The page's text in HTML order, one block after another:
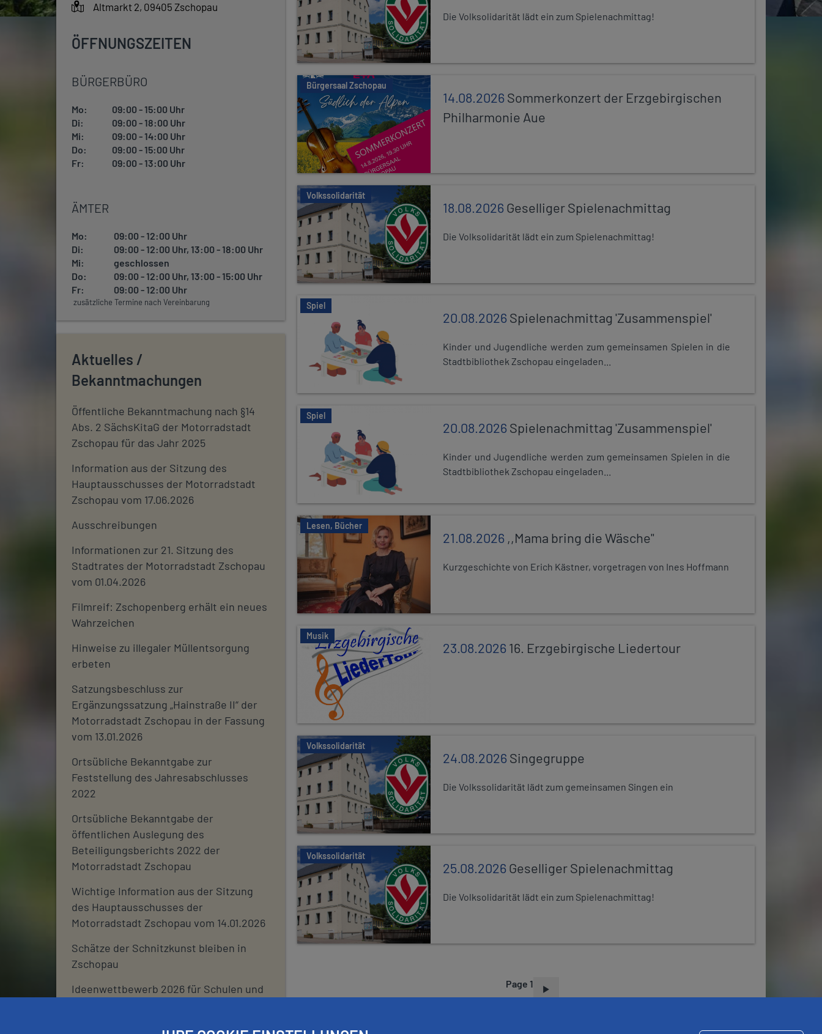
Altmarkt 2, 09405 Zschopau
ÖFFNUNGSZEITEN
BÜRGERBÜRO
Mo:
09:00 - 15:00 Uhr
Di:
09:00 - 18:00 Uhr
Mi:
09:00 - 14:00 Uhr
Do:
09:00 - 15:00 Uhr
Fr:
09:00 - 13:00 Uhr
ÄMTER
Mo:
09:00 - 12:00 Uhr
Di:
09:00 - 12:00 Uhr, 13:00 - 18:00 Uhr
Mi:
geschlossen
Do:
09:00 - 12:00 Uhr, 13:00 - 15:00 Uhr
Fr:
09:00 - 12:00 Uhr
zusätzliche Termine nach Vereinbarung
Aktuelles /
Bekanntmachungen
Öffentliche Bekanntmachung nach §14
Abs. 2 SächsKitaG der Motorradstadt
Zschopau für das Jahr 2025
Information aus der Sitzung des
Hauptausschusses der Motorradstadt
Zschopau vom 17.06.2026
Ausschreibungen
Informationen zur 21. Sitzung des
Stadtrates der Motorradstadt Zschopau
vom 01.04.2026
Filmreif: Zschopenberg erhält ein neues
Wahrzeichen
Hinweise zu illegaler Müllentsorgung
erbeten
Satzungsbeschluss zur
Ergänzungssatzung „Hainstraße II“ der
Motorradstadt Zschopau in der Fassung
vom 13.01.2026
Ortsübliche Bekanntgabe zur
Feststellung des Jahresabschlusses
2022
Ortsübliche Bekanntgabe der
öffentlichen Auslegung des
Beteiligungsberichts 2022 der
Motorradstadt Zschopau
Wichtige Information aus der Sitzung
des Hauptausschusses der
Motorradstadt Zschopau vom 14.01.2026
Schätze der Schnitzkunst bleiben in
Zschopau
Ideenwettbewerb 2026 für Schulen und
Stadtjournal 2026: Wir suchen euch
Die Volksolidarität lädt ein zum Spielenachmittag!
Bürgersaal Zschopau
14.08.2026Sommerkonzert der Erzgebirgischen
Philharmonie Aue
Volkssolidarität
18.08.2026Geselliger Spielenachmittag
Die Volksolidarität lädt ein zum Spielenachmittag!
Spiel
20.08.2026Spielenachmittag 'Zusammenspiel'
Kinder und Jugendliche werden zum gemeinsamen Spielen in die
Stadtbibliothek Zschopau eingeladen...
Spiel
20.08.2026Spielenachmittag 'Zusammenspiel'
Kinder und Jugendliche werden zum gemeinsamen Spielen in die
Stadtbibliothek Zschopau eingeladen...
Lesen, Bücher
21.08.2026 ,,Mama bring die Wäsche"
Kurzgeschichte von Erich Kästner, vorgetragen von Ines Hoffmann
Musik
23.08.202616. Erzgebirgische Liedertour
Volkssolidarität
24.08.2026Singegruppe
Die Volkssolidarität lädt zum gemeinsamen Singen ein
Volkssolidarität
25.08.2026Geselliger Spielenachmittag
Die Volksolidarität lädt ein zum Spielenachmittag!
P
G
Page 1